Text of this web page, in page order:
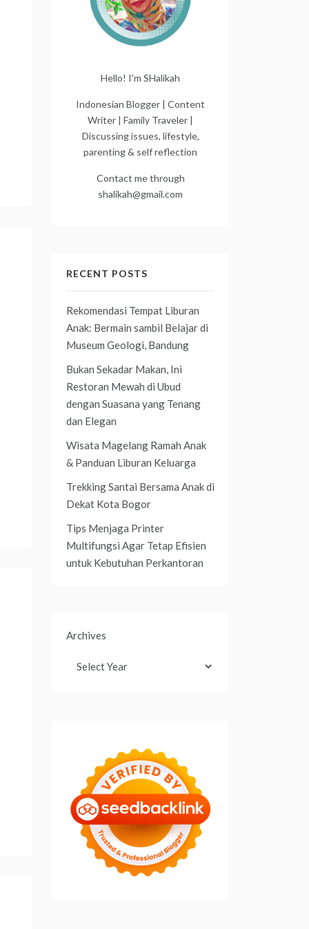
Hello! I'm SHalikah
Indonesian Blogger | Content
Writer | Family Traveler |
Discussing issues, lifestyle,
parenting & self reflection
Contact me through
shalikah@gmail.com
RECENT POSTS
Rekomendasi Tempat Liburan
Anak: Bermain sambil Belajar di
Museum Geologi, Bandung
Bukan Sekadar Makan, Ini
Restoran Mewah di Ubud
dengan Suasana yang Tenang
dan Elegan
Wisata Magelang Ramah Anak
& Panduan Liburan Keluarga
Trekking Santai Bersama Anak di
Dekat Kota Bogor
Tips Menjaga Printer
Multifungsi Agar Tetap Efisien
untuk Kebutuhan Perkantoran
Archives